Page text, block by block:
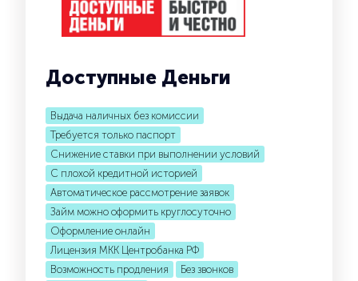
Доступные Деньги
Выдача наличных без комиссии
Требуется только паспорт
Снижение ставки при выполнении условий
С плохой кредитной историей
Автоматическое рассмотрение заявок
Займ можно оформить круглосуточно
Оформление онлайн
Лицензия МКК Центробанка РФ
Возможность продления
Без звонков